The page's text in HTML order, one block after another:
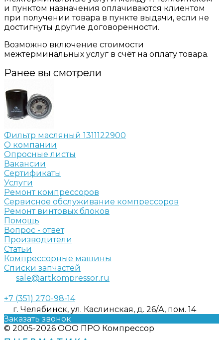
и пунктом назначения оплачиваются клиентом
при получении товара в пункте выдачи, если не
достигнуты другие договоренности.
Возможно включение стоимости
межтерминальных услуг в счёт на оплату товара.
Ранее вы смотрели
Фильтр масляный 1311122900
О компании
Опросные листы
Вакансии
Сертификаты
Услуги
Ремонт компрессоров
Сервисное обслуживание компрессоров
Ремонт винтовых блоков
Помощь
Вопрос - ответ
Производители
Статьи
Компрессорные машины
Списки запчастей
sale@artkompressor.ru
+7 (351) 270-98-14
г. Челябинск, ул. Каслинская, д. 26/А, пом. 14
Заказать звонок
© 2005-2026 ООО ПРО Компрессор